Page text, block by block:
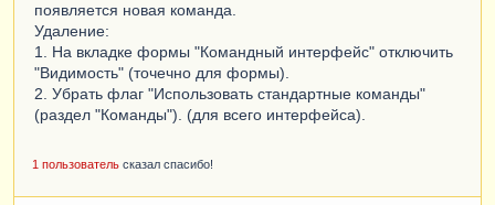
появляется новая команда.
Удаление:
1. На вкладке формы "Командный интерфейс" отключить
"Видимость" (точечно для формы).
2. Убрать флаг "Использовать стандартные команды"
(раздел "Команды"). (для всего интерфейса).
1 пользователь сказал спасибо!